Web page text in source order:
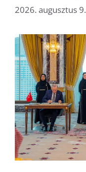
2026. augusztus 9.